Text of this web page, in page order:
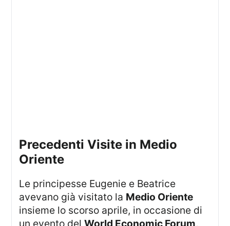
Precedenti Visite in Medio
Oriente
Le principesse Eugenie e Beatrice
avevano già visitato la Medio Oriente
insieme lo scorso aprile, in occasione di